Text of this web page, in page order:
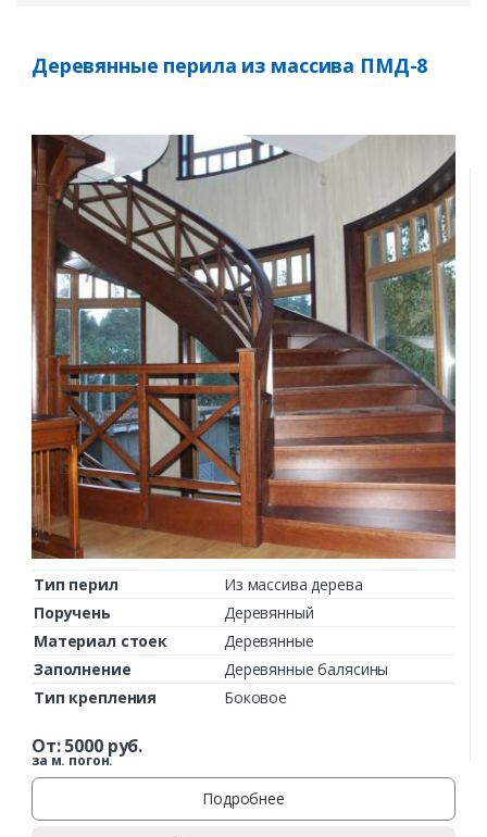
Деревянные перила из массива ПМД-8
Тип перил
Из массива дерева
Поручень
Деревянный
Материал стоек
Деревянные
Заполнение
Деревянные балясины
Тип крепления
Боковое
От:5000руб.
за м. погон.
Подробнее